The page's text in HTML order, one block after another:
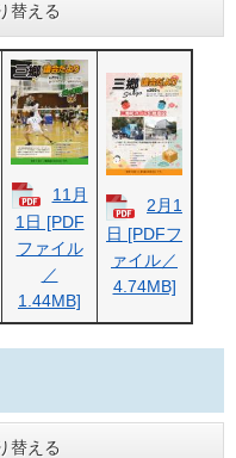
替える
11月
1日 [PDF
ファイル
／
1.44MB]
2月1
日 [PDFフ
ァイル／
4.74MB]
替える